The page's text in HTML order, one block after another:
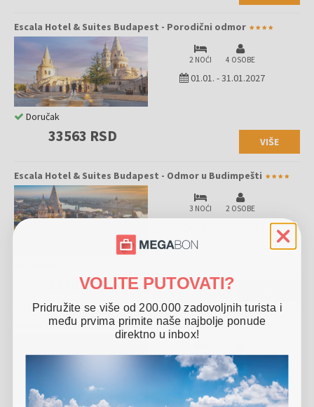
Escala Hotel & Suites Budapest - Porodični odmor
2 NOĆI 4 OSOBE
01.01. -31.01.2027
33563 RSD VIŠE
Doručak
Escala Hotel & Suites Budapest - Odmor u Budimpešti
3 NOĆI 2 OSOBE
28401 RSD
Escala Hotel & Suites Budapest - Porodični odmor
3 NOĆI 4 OSOBE
01.01. -31.01.2027
VOLITE PUTOVATI?
Pridružite se više od 200.000 zadovoljnih turista i
među prvima primite naše najbolje ponude
direktno u inbox!